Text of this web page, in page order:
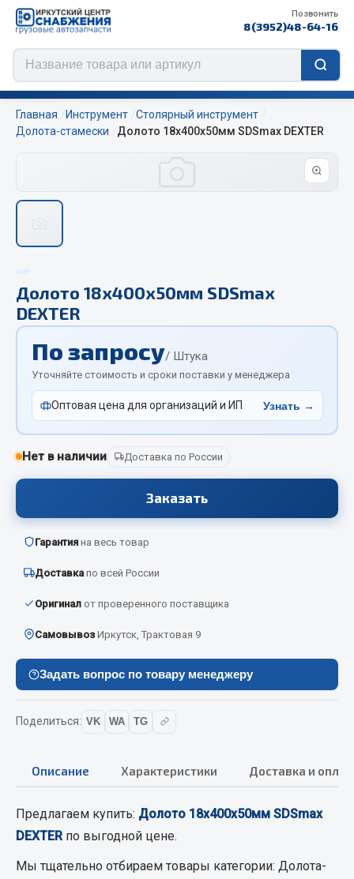
Позвонить
8(3952)48-64-16
Весь раздел
Отопители салона, подогреватели
Автономные воздушные отопители
Жидкостные подогреватели
Подогреватели тосола
Автотовары
Автокаталоги
Аксессуары автомобильные
Брызговики
Вымпела
Смазочные материалы
Масла
Главная Инструмент
Столярный инструмент
Долота-стамески
Долото 18х400х50мм SDSmax DEXTER
Долото 18х400х50мм SDSmax
DEXTER
По запросу/ Штука
Уточняйте стоимость и сроки поставки у менеджера
Оптовая цена для организаций и ИП Узнать →
Нет в наличии Доставка по России
Заказать
Гарантия на весь товар
Доставка по всей России
Оригинал от проверенного поставщика
Самовывоз Иркутск, Трактовая 9
Задать вопрос по товару менеджеру
Поделиться: VK WA TG
Описание Характеристики Доставка и
Предлагаем купить: Долото 18х400х50мм SDSmax
DEXTER по выгодной цене.
Мы тщательно отбираем товары категории: Долота-